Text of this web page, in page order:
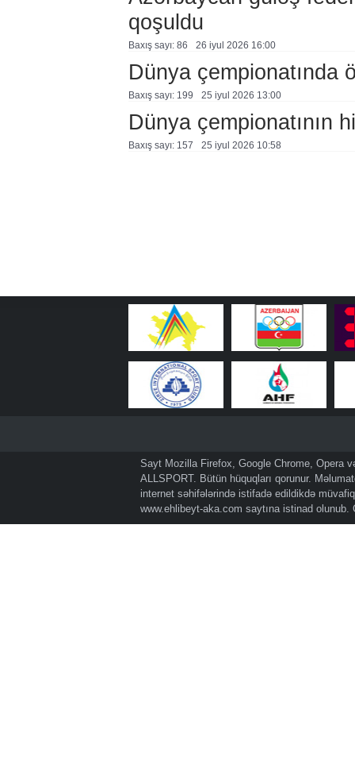
qoşuldu
Baxış sayı: 86 26 i̇yul 2026 16:00
Dünya çempionatında
Baxış sayı: 199 25 i̇yul 2026 13:00
Dünya çempionatının
Baxış sayı: 157 25 i̇yul 2026 10:58
Sayt Mozilla Firefox, Google Chrome, Opera
ALLSPORT. Bütün hüquqları qorunur.
internet səhifələrində istifadə edildikdə
www.ehlibeyt-aka.com saytına istinad olunub.